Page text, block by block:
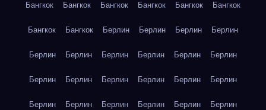
Бангкок Бангкок Бангкок Бангкок Бангкок Бангкок
Бангкок Бангкок Берлин Берлин Берлин Берлин
Берлин Берлин Берлин Берлин Берлин Берлин
Берлин Берлин Берлин Берлин Берлин Берлин
Берлин Берлин Берлин Берлин Берлин Берлин